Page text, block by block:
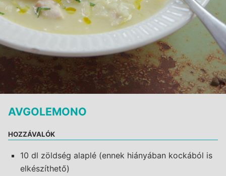
AVGOLEMONO
HOZZÁVALÓK
10 dl zöldség alaplé (ennek hiányában kockából is
elkészíthető)